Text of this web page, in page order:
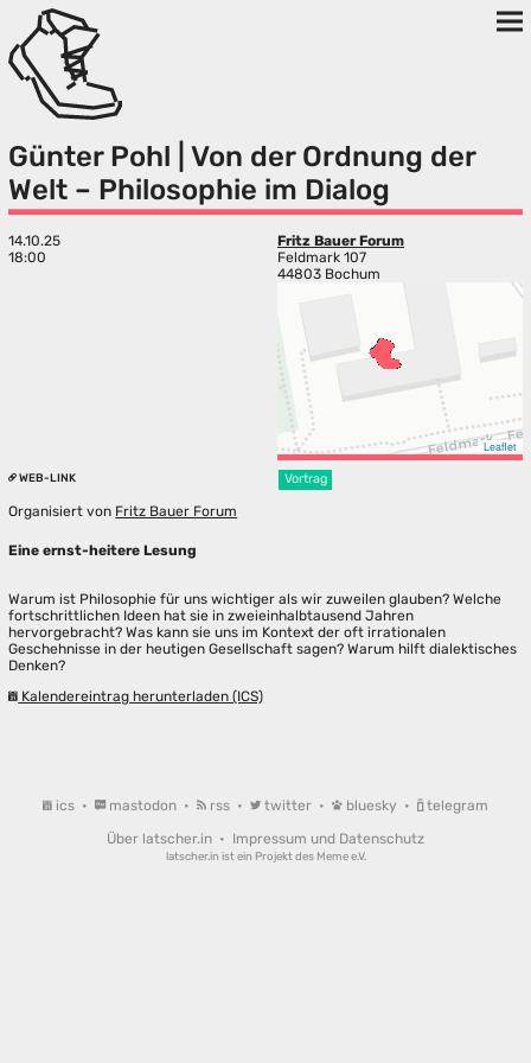
Günter Pohl | Von der Ordnung der
Welt – Philosophie im Dialog
14.10.25
18:00
Fritz Bauer Forum
Feldmark 107
44803 Bochum
Leaflet
WEB-LINK Vortrag
Organisiert von Fritz Bauer Forum
Eine ernst-heitere Lesung
Warum ist Philosophie für uns wichtiger als wir zuweilen glauben? Welche
fortschrittlichen Ideen hat sie in zweieinhalbtausend Jahren
hervorgebracht? Was kann sie uns im Kontext der oft irrationalen
Geschehnisse in der heutigen Gesellschaft sagen? Warum hilft dialektisches
Denken?
Kalendereintrag herunterladen (ICS)
ics • mastodon • rss • twitter • bluesky •
telegram
Über latscher.in • Impressum und Datenschutz
latscher.in ist ein Projekt des Meme e.V.